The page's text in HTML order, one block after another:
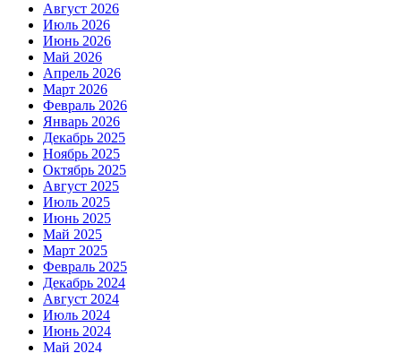
Август 2026
Июль 2026
Июнь 2026
Май 2026
Апрель 2026
Март 2026
Февраль 2026
Январь 2026
Декабрь 2025
Ноябрь 2025
Октябрь 2025
Август 2025
Июль 2025
Июнь 2025
Май 2025
Март 2025
Февраль 2025
Декабрь 2024
Август 2024
Июль 2024
Июнь 2024
Май 2024